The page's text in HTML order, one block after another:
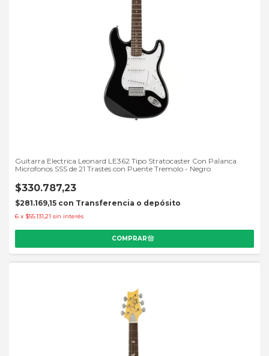
Guitarra Electrica Leonard LE362 Tipo Stratocaster Con Palanca
Microfonos SSS de 21 Trastes con Puente Tremolo - Negro
$330.787,23
$281.169,15 con Transferencia o depósito
6 x $55.131,21 sin interés